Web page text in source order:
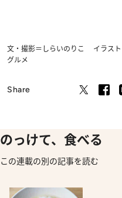
文・撮影＝しらいのりこ イラス
グルメ
Share
のっけて、食べる
この連載の別の記事を読む